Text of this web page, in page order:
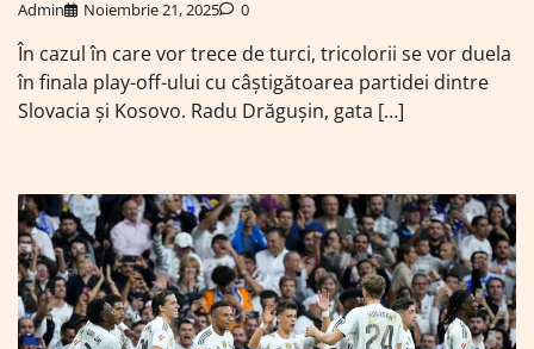
Admin Noiembrie 21, 2025 0
În cazul în care vor trece de turci, tricolorii se vor duela
în finala play-off-ului cu câștigătoarea partidei dintre
Slovacia și Kosovo. Radu Drăgușin, gata […]